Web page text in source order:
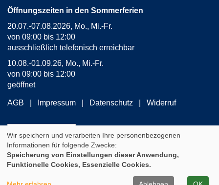
Öffnungszeiten in den Sommerferien
20.07.-07.08.2026, Mo., Mi.-Fr.
von 09:00 bis 12:00
ausschließlich telefonisch erreichbar
10.08.-01.09.26, Mo., Mi.-Fr.
von 09:00 bis 12:00
geöffnet
AGB Impressum Datenschutz Widerruf
Widerrufsformular
Cookie Einstellungen
Kontrast
Wir speichern und verarbeiten Ihre personenbezogenen
Informationen für folgende Zwecke:
Speicherung von Einstellungen dieser Anwendung,
Funktionelle Cookies, Essenzielle Cookies.